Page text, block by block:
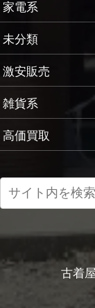
家電系
未分類
激安販売
雑貨系
高価買取
古着